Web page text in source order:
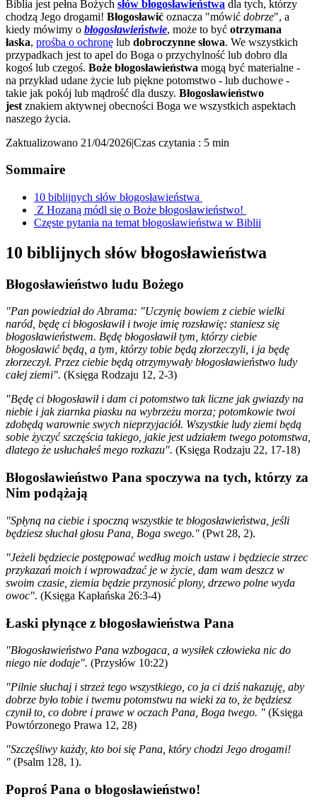
Biblia jest pełna Bożych słów błogosławieństwa dla tych, którzy
chodzą Jego drogami! Błogosławić oznacza "mówić dobrze", a
kiedy mówimy o błogosławieństwie, może to być otrzymana
łaska, prośba o ochronę lub dobroczynne słowa. We wszystkich
przypadkach jest to apel do Boga o przychylność lub dobro dla
kogoś lub czegoś. Boże błogosławieństwa mogą być materialne -
na przykład udane życie lub piękne potomstwo - lub duchowe -
takie jak pokój lub mądrość dla duszy. Błogosławieństwo
jest znakiem aktywnej obecności Boga we wszystkich aspektach
naszego życia.
Zaktualizowano 21/04/2026|Czas czytania : 5 min
Sommaire
10 biblijnych słów błogosławieństwa
Z Hozaną módl się o Boże błogosławieństwo!
Częste pytania na temat błogosławieństwa w Biblii
10 biblijnych słów błogosławieństwa
Błogosławieństwo ludu Bożego
"Pan powiedział do Abrama: "Uczynię bowiem z ciebie wielki
naród, będę ci błogosławił i twoje imię rozsławię: staniesz się
błogosławieństwem. Będę błogosławił tym, którzy ciebie
błogosławić będą, a tym, którzy tobie będą złorzeczyli, i ja będę
złorzeczył. Przez ciebie będą otrzymywały błogosławieństwo ludy
całej ziemi". (Księga Rodzaju 12, 2-3)
"Będę ci błogosławił i dam ci potomstwo tak liczne jak gwiazdy na
niebie i jak ziarnka piasku na wybrzeżu morza; potomkowie twoi
zdobędą warownie swych nieprzyjaciół. Wszystkie ludy ziemi będą
sobie życzyć szczęścia takiego, jakie jest udziałem twego potomstwa,
dlatego że usłuchałeś mego rozkazu". (Księga Rodzaju 22, 17-18)
Błogosławieństwo Pana spoczywa na tych, którzy za
Nim podążają
"Spłyną na ciebie i spoczną wszystkie te błogosławieństwa, jeśli
będziesz słuchał głosu Pana, Boga swego." (Pwt 28, 2).
"Jeżeli będziecie postępować według moich ustaw i będziecie strzec
przykazań moich i wprowadzać je w życie, dam wam deszcz w
swoim czasie, ziemia będzie przynosić plony, drzewo polne wyda
owoc". (Księga Kapłańska 26:3-4)
Łaski płynące z błogosławieństwa Pana
"Błogosławieństwo Pana wzbogaca, a wysiłek człowieka nic do
niego nie dodaje". (Przysłów 10:22)
"Pilnie słuchaj i strzeż tego wszystkiego, co ja ci dziś nakazuję, aby
dobrze było tobie i twemu potomstwu na wieki za to, że będziesz
czynił to, co dobre i prawe w oczach Pana, Boga twego. " (Księga
Powtórzonego Prawa 12, 28)
"Szczęśliwy każdy, kto boi się Pana, który chodzi Jego drogami!
" (Psalm 128, 1).
Poproś Pana o błogosławieństwo!